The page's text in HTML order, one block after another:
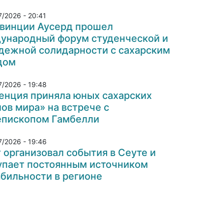
2026 - 20:41
Аусерд прошел
форум студенческой и
солидарности с сахарским
2026 - 19:48
приняла юных сахарских
мира» на встрече с
Гамбелли
2026 - 19:46
организовал события в Сеуте и
постоянным источником
в регионе